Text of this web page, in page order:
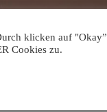
klicken auf "Okay”
Cookies zu.